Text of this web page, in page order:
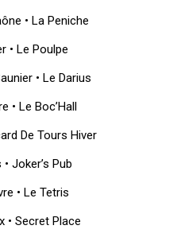
• La Peniche
• Le Poulpe
• Le Darius
• Le Boc’Hall
De Tours Hiver
Joker’s Pub
• Le Tetris
• Secret Place